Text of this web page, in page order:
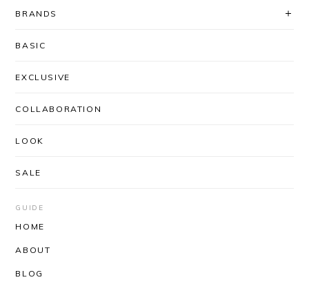
用を心よりお待ちしております。
届くまでワクワクしかありませんでした。 思ったと
おりの着心地の良さ、丈感袖のたるんとした感じ。
か奥行きのある感じもステキです。 SHOPさんはい
BRANDS
BASIC
EXCLUSIVE
COLLABORATION
LOOK
SALE
GUIDE
HOME
ABOUT
BLOG